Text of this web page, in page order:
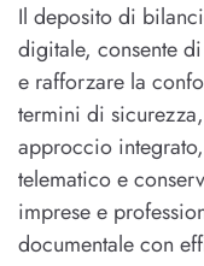
Il deposito di
digitale, consente
e rafforzare la
termini di
approccio
telematico e
imprese e
documentale con